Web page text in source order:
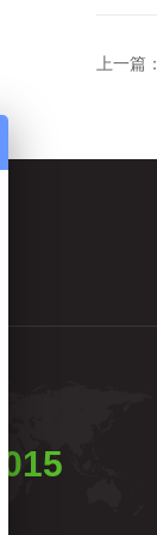
上一篇：